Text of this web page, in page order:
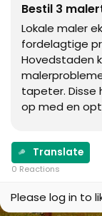
Bestil 3
Lokale maler
fordelagtige
Hovedstaden
tapeter.
op med en
pris. ...
Translate
0 Reactions
Please log in to